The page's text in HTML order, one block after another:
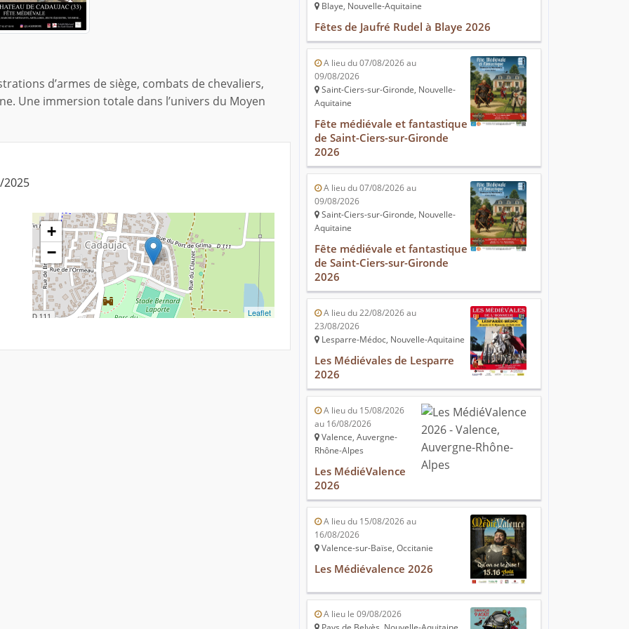
d’armes de siège, combats de chevaliers,
Une immersion totale dans l’univers du Moyen
2025
+
−
Leaflet
Blaye, Nouvelle-Aquitaine
Fêtes de Jaufré Rudel à Blaye 2026
A lieu du 07/08/2026 au
09/08/2026
Saint-Ciers-sur-Gironde, Nouvelle-
Aquitaine
Fête médiévale et fantastique
de Saint-Ciers-sur-Gironde
2026
A lieu du 07/08/2026 au
09/08/2026
Saint-Ciers-sur-Gironde, Nouvelle-
Aquitaine
Fête médiévale et fantastique
de Saint-Ciers-sur-Gironde
2026
A lieu du 22/08/2026 au
23/08/2026
Lesparre-Médoc, Nouvelle-Aquitaine
Les Médiévales de Lesparre
2026
A lieu du 15/08/2026
au 16/08/2026
Valence, Auvergne-
Rhône-Alpes
Les MédiéValence
2026
A lieu du 15/08/2026 au
16/08/2026
Valence-sur-Baïse, Occitanie
Les Médiévalence 2026
A lieu le 09/08/2026